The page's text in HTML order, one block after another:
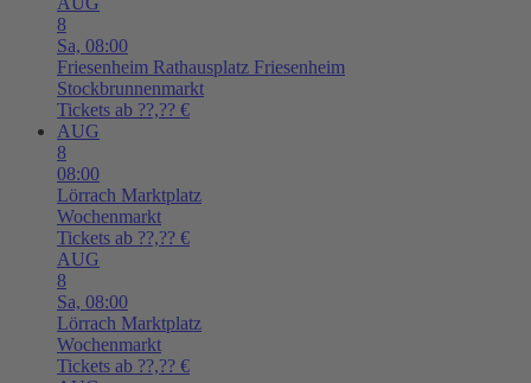
8
Sa, 08:00
Friesenheim Rathausplatz Friesenheim
Stockbrunnenmarkt
Tickets ab ??,?? €
AUG
8
08:00
Lörrach Marktplatz
Wochenmarkt
Tickets ab ??,?? €
AUG
8
Sa, 08:00
Lörrach Marktplatz
Wochenmarkt
Tickets ab ??,?? €